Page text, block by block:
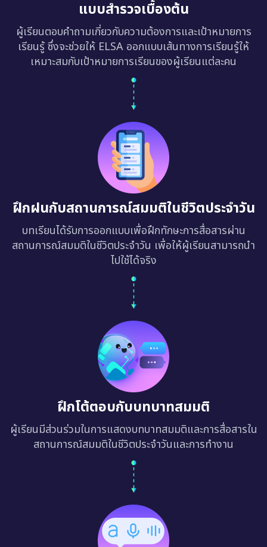
แบบสำรวจเบื้องต้น
ผู้เรียนตอบคำถามเกี่ยวกับความต้องการและเป้าหมายการ
เรียนรู้ ซึ่งจะช่วยให้ ELSA ออกแบบเส้นทางการเรียนรู้ให้
เหมาะสมกับเป้าหมายการเรียนของผู้เรียนแต่ละคน
ฝึกฝนกับสถานการณ์สมมติในชีวิตประจำวัน
บทเรียนได้รับการออกแบบเพื่อฝึกทักษะการสื่อสารผ่าน
สถานการณ์สมมติในชีวิตประจำวัน เพื่อให้ผู้เรียนสามารถนำ
ไปใช้ได้จริง
ฝึกโต้ตอบกับบทบาทสมมติ
ผู้เรียนมีส่วนร่วมในการแสดงบทบาทสมมติและการสื่อสารใน
สถานการณ์สมมติในชีวิตประจำวันและการทำงาน